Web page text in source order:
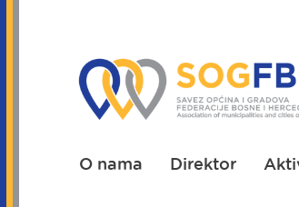
O nama Direktor